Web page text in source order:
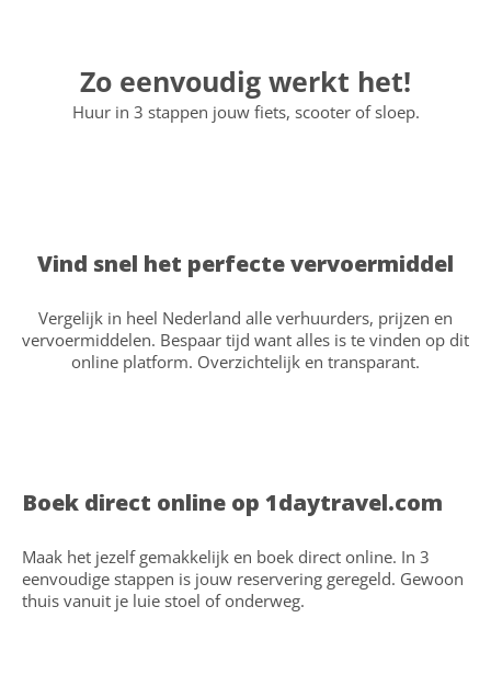
Zo eenvoudig werkt het!
Huur in 3 stappen jouw fiets, scooter of sloep.
Vind snel het perfecte vervoermiddel
Vergelijk in heel Nederland alle verhuurders, prijzen en
vervoermiddelen. Bespaar tijd want alles is te vinden op dit
online platform. Overzichtelijk en transparant.
Boek direct online op 1daytravel.com
Maak het jezelf gemakkelijk en boek direct online. In 3
eenvoudige stappen is jouw reservering geregeld. Gewoon
thuis vanuit je luie stoel of onderweg.